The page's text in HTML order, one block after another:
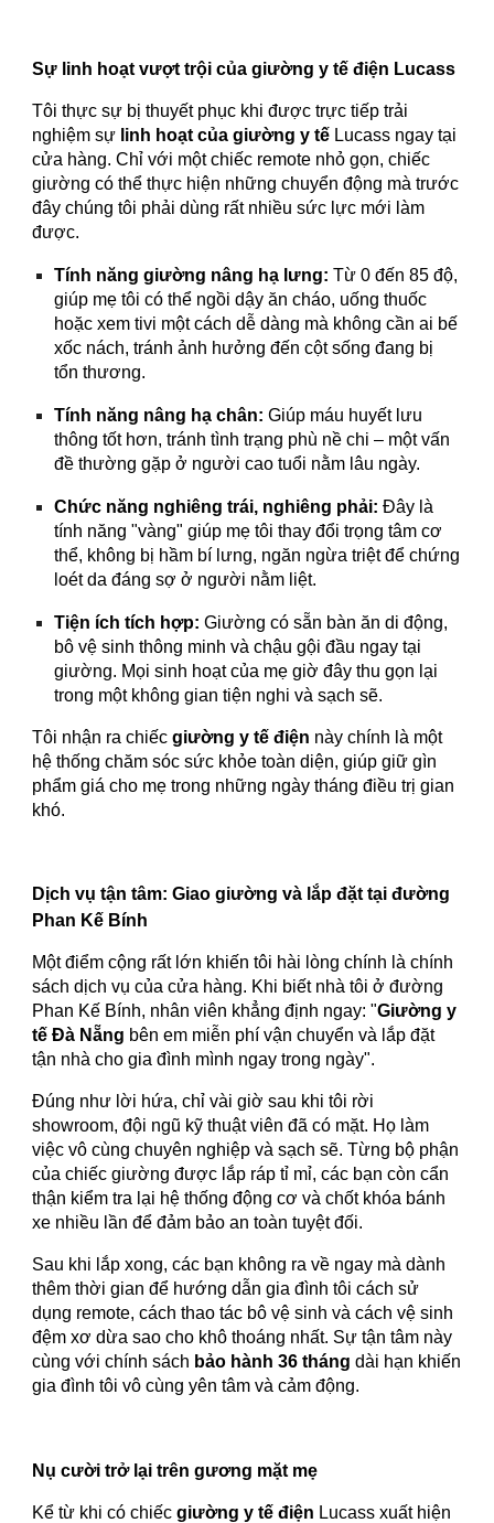
Sự linh hoạt vượt trội của giường y tế điện Lucass
Tôi thực sự bị thuyết phục khi được trực tiếp trải
nghiệm sự linh hoạt của giường y tế Lucass ngay tại
cửa hàng. Chỉ với một chiếc remote nhỏ gọn, chiếc
giường có thể thực hiện những chuyển động mà trước
đây chúng tôi phải dùng rất nhiều sức lực mới làm
được.
Tính năng giường nâng hạ lưng: Từ 0 đến 85 độ,
giúp mẹ tôi có thể ngồi dậy ăn cháo, uống thuốc
hoặc xem tivi một cách dễ dàng mà không cần ai bế
xốc nách, tránh ảnh hưởng đến cột sống đang bị
tổn thương.
Tính năng nâng hạ chân: Giúp máu huyết lưu
thông tốt hơn, tránh tình trạng phù nề chi – một vấn
đề thường gặp ở người cao tuổi nằm lâu ngày.
Chức năng nghiêng trái, nghiêng phải: Đây là
tính năng "vàng" giúp mẹ tôi thay đổi trọng tâm cơ
thể, không bị hầm bí lưng, ngăn ngừa triệt để chứng
loét da đáng sợ ở người nằm liệt.
Tiện ích tích hợp: Giường có sẵn bàn ăn di động,
bô vệ sinh thông minh và chậu gội đầu ngay tại
giường. Mọi sinh hoạt của mẹ giờ đây thu gọn lại
trong một không gian tiện nghi và sạch sẽ.
Tôi nhận ra chiếcgiường y tế điện này chính là một
hệ thống chăm sóc sức khỏe toàn diện, giúp giữ gìn
phẩm giá cho mẹ trong những ngày tháng điều trị gian
khó.
Dịch vụ tận tâm: Giao giường và lắp đặt tại đường
Phan Kế Bính
Một điểm cộng rất lớn khiến tôi hài lòng chính là chính
sách dịch vụ của cửa hàng. Khi biết nhà tôi ở đường
Phan Kế Bính, nhân viên khẳng định ngay: "Giường y
tế Đà Nẵng bên em miễn phí vận chuyển và lắp đặt
tận nhà cho gia đình mình ngay trong ngày".
Đúng như lời hứa, chỉ vài giờ sau khi tôi rời
showroom, đội ngũ kỹ thuật viên đã có mặt. Họ làm
việc vô cùng chuyên nghiệp và sạch sẽ. Từng bộ phận
của chiếc giường được lắp ráp tỉ mỉ, các bạn còn cẩn
thận kiểm tra lại hệ thống động cơ và chốt khóa bánh
xe nhiều lần để đảm bảo an toàn tuyệt đối.
Sau khi lắp xong, các bạn không ra về ngay mà dành
thêm thời gian để hướng dẫn gia đình tôi cách sử
dụng remote, cách thao tác bô vệ sinh và cách vệ sinh
đệm xơ dừa sao cho khô thoáng nhất. Sự tận tâm này
cùng với chính sách bảo hành 36 tháng dài hạn khiến
gia đình tôi vô cùng yên tâm và cảm động.
Nụ cười trở lại trên gương mặt mẹ
Kể từ khi có chiếcgiường y tế điện Lucass xuất hiện